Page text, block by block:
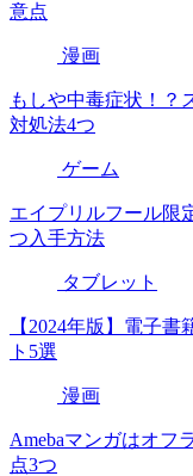
意点
漫画
もしや中毒症状！？
対処法4つ
ゲーム
エイプリルフール限
つ入手方法
タブレット
【2024年版】電子
ト5選
漫画
Amebaマンガはオフ
点3つ